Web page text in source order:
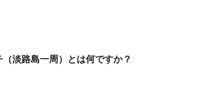
（淡路島一周）とは何ですか？